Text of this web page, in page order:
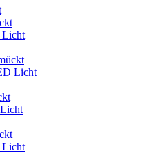
Licht
Licht
Licht